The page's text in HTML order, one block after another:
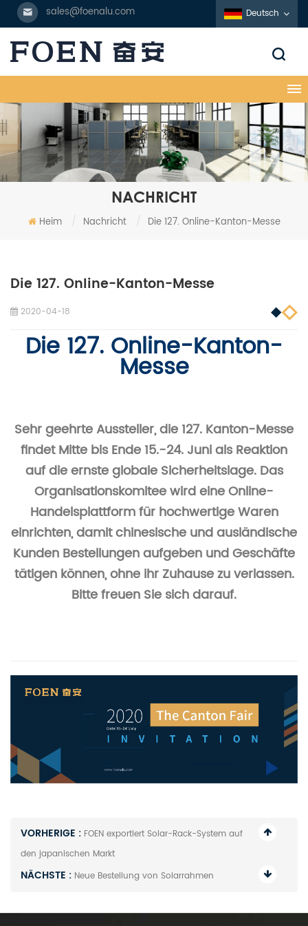
sales@foenalu.com Deutsch
NACHRICHT
Heim / Nachricht / Die 127. Online-Kanton-Messe
Die 127. Online-Kanton-Messe
2020-04-18
Die 127. Online-Kanton-
Messe
Sehr geehrte Aussteller, die 127. Kanton-Messe
findet Mitte bis Ende 15.-24. Juni als Reaktion
auf die ernste globale Sicherheitslage. Das
Organisationskomitee wird eine Online-
Handelsplattform für hochwertige Waren
einrichten, damit chinesische und ausländische
Kunden Bestellungen aufgeben und Geschäfte
tätigen können, ohne ihr Zuhause zu verlassen.
Bitte freuen Sie sich darauf.
VORHERIGE : FOEN exportiert Solar-Rack-System auf
den japanischen Markt
NÄCHSTE : Neue Bestellung von Solarrahmen